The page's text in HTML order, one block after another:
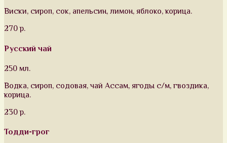
Виски, сироп, сок, апельсин, лимон, яблоко, корица.
270 р.
Русский чай
250 мл.
Водка, сироп, содовая, чай Ассам, ягоды с/м, гвоздика,
корица.
230 р.
Тодди-грог